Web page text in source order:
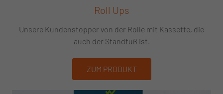
Roll Ups
Unsere Kundenstopper von der Rolle mit Kassette, die
auch der Standfuß ist.
ZUM PRODUKT